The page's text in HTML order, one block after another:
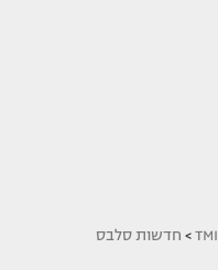
TMI
> חדשות סלבס